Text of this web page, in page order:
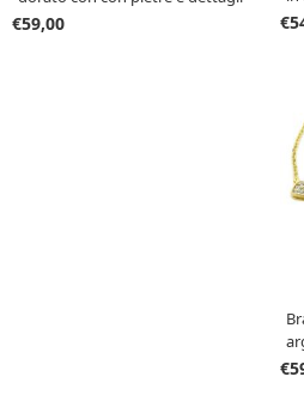
rosa NAN0559
€59,00